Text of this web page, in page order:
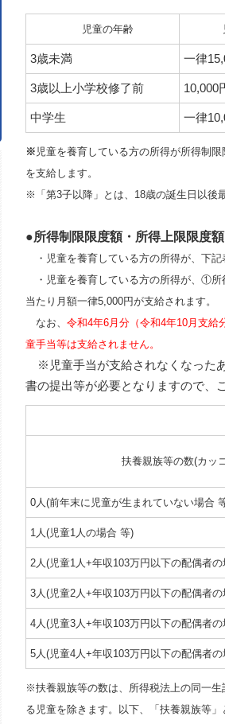
児童の年齢
3歳未満 一律
3歳以上小学校修了前 10,000
中学生 一律
※ 児童を養育している方の所得が所得制
を支給します。
※「第3子以降」とは、18歳の誕生日以後
●所得制限限度額・所得上限限度額
・児童を養育している方の所得が、下記
・児童を養育している方の所得が、①所
当たり月額一律5,000円が支給されます。
なお、 令和4年6月分（令和4年10月支
童手当等は支給されません。
※児童手当が支給されなくなった
書の提出等が必要となりますので、
扶養親族等の数(カッ
0人(前年末に児童が生まれていない場合
1人(児童1人の場合 等)
2人(児童1人+年収103万円以下の配偶者の
3人(児童2人+年収103万円以下の配偶者の
4人(児童3人+年収103万円以下の配偶者の
5人(児童4人+年収103万円以下の配偶者の
※扶養親族等の数は、所得税法上の同一
る児童を除きます。以下、「扶養親族等